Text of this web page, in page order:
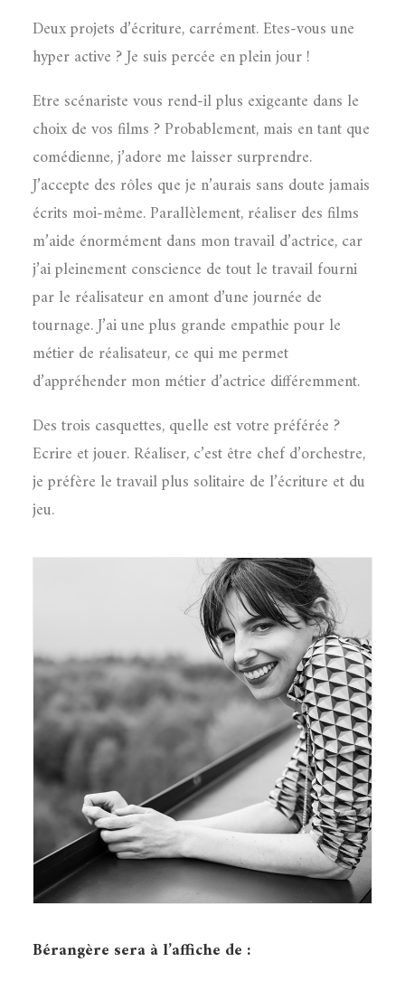
Deux projets d’écriture, carrément. Etes-vous une
hyper active ? Je suis percée en plein jour !
Etre scénariste vous rend-il plus exigeante dans le
choix de vos films ? Probablement, mais en tant que
comédienne, j’adore me laisser surprendre.
J’accepte des rôles que je n’aurais sans doute jamais
écrits moi-même. Parallèlement, réaliser des films
m’aide énormément dans mon travail d’actrice, car
j’ai pleinement conscience de tout le travail fourni
par le réalisateur en amont d’une journée de
tournage. J’ai une plus grande empathie pour le
métier de réalisateur, ce qui me permet
d’appréhender mon métier d’actrice différemment.
Des trois casquettes, quelle est votre préférée ?
Ecrire et jouer. Réaliser, c’est être chef d’orchestre,
je préfère le travail plus solitaire de l’écriture et du
jeu.
Bérangère sera à l’affiche de :